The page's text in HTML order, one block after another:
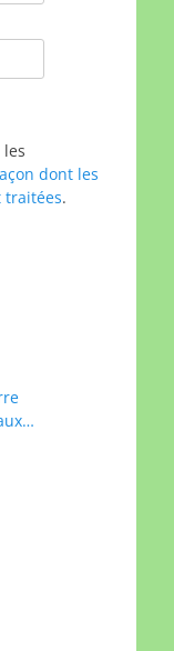
dont les
traitées.